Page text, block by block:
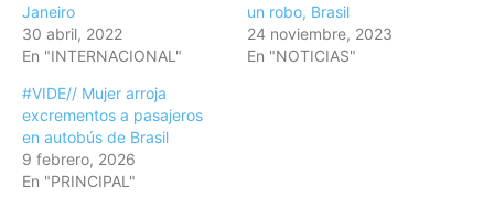
Janeiro
30 abril, 2022
En "INTERNACIONAL"
un robo, Brasil
24 noviembre, 2023
En "NOTICIAS"
#VIDE// Mujer arroja
excrementos a pasajeros
en autobús de Brasil
9 febrero, 2026
En "PRINCIPAL"